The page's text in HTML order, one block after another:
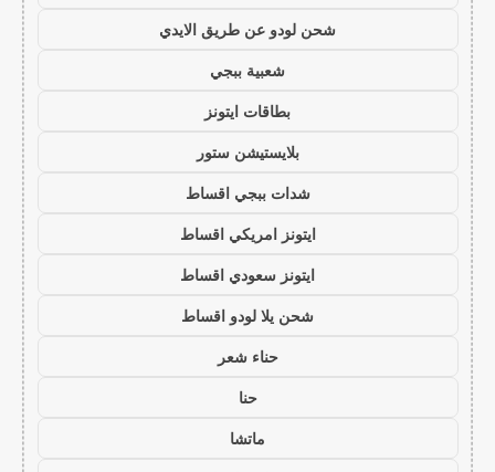
شحن لودو عن طريق الايدي
شعبية ببجي
بطاقات ايتونز
بلايستيشن ستور
شدات ببجي اقساط
ايتونز امريكي اقساط
ايتونز سعودي اقساط
شحن يلا لودو اقساط
حناء شعر
حنا
ماتشا